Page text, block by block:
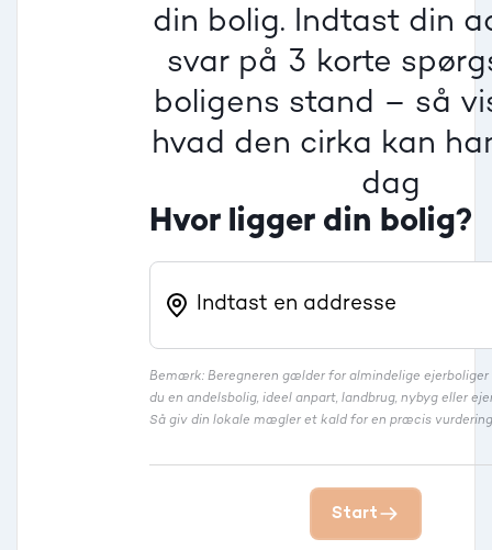
din bolig. Indtast din
svar på 3 korte
boligens stand – så
hvad den cirka kan
dag
Hvor ligger din bolig?
Bemærk: Beregneren gælder for almindelige ejerboliger
du en andelsbolig, ideel anpart, landbrug, nybyg eller
Så giv din lokale mægler et kald for en præcis
Dårlig
Dårlig
Dårlig
Villa
Beregner pris
Start